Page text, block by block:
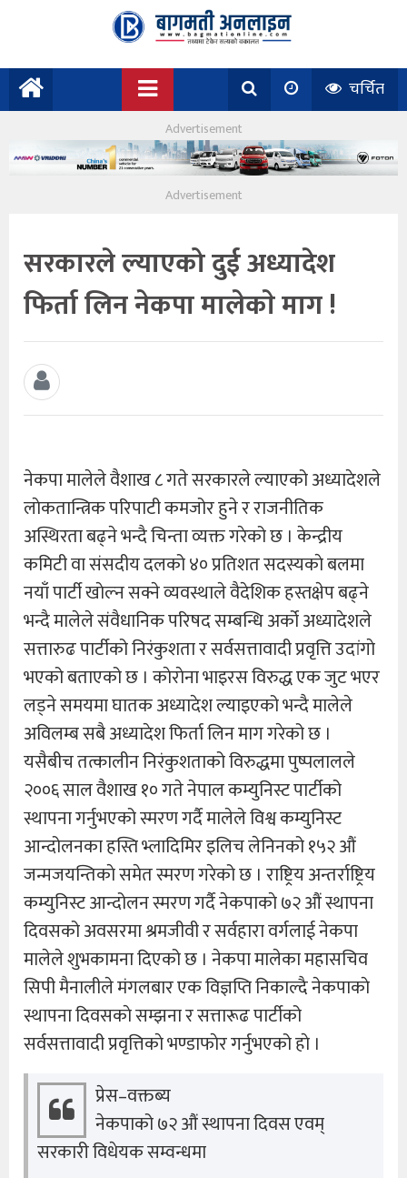
चर्चित
सरकारले ल्याएको दुई अध्यादेश
फिर्ता लिन नेकपा मालेकाे माग !
नेकपा मालेले वैशाख ८ गते सरकारले ल्याएको अध्यादेशले
लाेकतान्त्रिक परिपाटी कमजोर हुने र राजनीतिक
अस्थिरता बढ्ने भन्दै चिन्ता व्यक्त गरेको छ । केन्द्रीय
कमिटी वा संसदीय दलको ४० प्रतिशत सदस्यकाे बलमा
नयाँ पार्टी खाेल्न सक्ने व्यवस्थाले वैदेशिक हस्तक्षेप बढ्ने
भन्दै मालेले संवैधानिक परिषद सम्बन्धि अर्को अध्यादेशले
सत्तारुढ पार्टीको निरंकुशता र सर्वसत्तावादी प्रवृत्ति उदांगाे
भएको बताएको छ । काेराेना भाइरस विरुद्ध एक जुट भएर
लड्ने समयमा घातक अध्यादेश ल्याइएको भन्दै मालेले
अविलम्ब सबै अध्यादेश फिर्ता लिन माग गरेको छ ।
यसैबीच तत्कालीन निरंकुशताको विरुद्धमा पुष्पलालले
२००६ साल वैशाख १० गते नेपाल कम्युनिस्ट पार्टीको
स्थापना गर्नुभएको स्मरण गर्दै मालेले विश्व कम्युनिस्ट
आन्दोलनका हस्ति भ्लादिमिर इलिच लेनिनको १५२ औं
जन्मजयन्तिकाे समेत स्मरण गरेको छ । राष्ट्रिय अन्तर्राष्ट्रिय
कम्युनिस्ट आन्दोलन स्मरण गर्दै नेकपाकाे ७२ औं स्थापना
दिवसको अवसरमा श्रमजीवी र सर्वहारा वर्गलाई नेकपा
मालेले शुभकामना दिएको छ । नेकपा मालेका महासचिव
सिपी मैनालीले मंगलबार एक विज्ञप्ति निकाल्दै नेकपाकाे
स्थापना दिवसकाे सम्झना र सत्तारूढ पार्टीको
सर्वसत्तावादी प्रवृत्तिकाे भण्डाफाेर गर्नुभएको हाे ।
प्रेस–वक्तब्य
नेकपाको ७२ औं स्थापना दिवस एवम्
सरकारी विधेयक सम्वन्धमा